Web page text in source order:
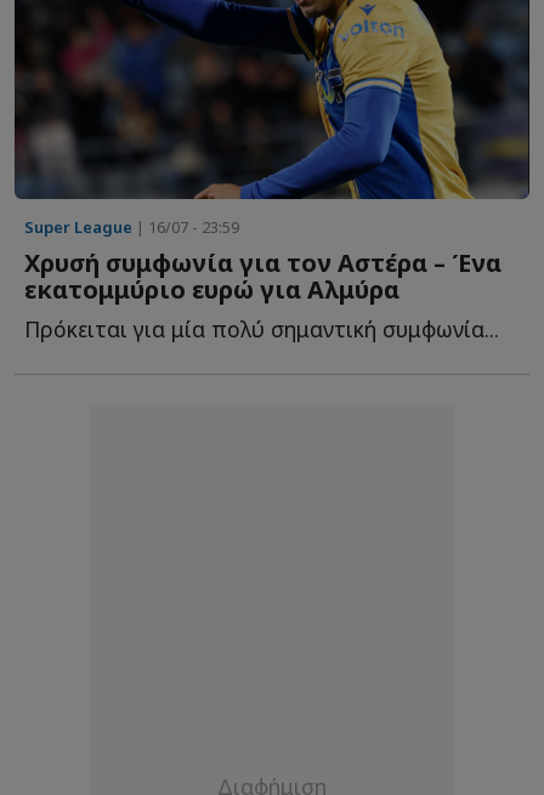
Super League | 16/07 - 23:59
Χρυσή συμφωνία για τον Αστέρα – Ένα
εκατομμύριο ευρώ για Αλμύρα
Πρόκειται για μία πολύ σημαντική συμφωνία...